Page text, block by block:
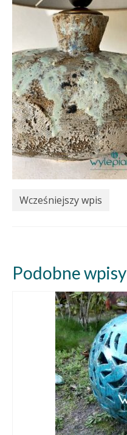
Wcześniejszy wpis
Podobne wpisy